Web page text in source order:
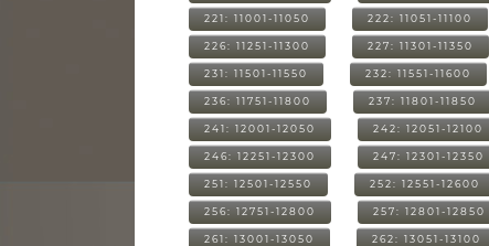
221: 11001-11050 222: 11051-11100
226: 11251-11300 227: 11301-11350
231: 11501-11550 232: 11551-11600
236: 11751-11800 237: 11801-11850
241: 12001-12050 242: 12051-12100
246: 12251-12300 247: 12301-12350
251: 12501-12550 252: 12551-12600
256: 12751-12800 257: 12801-12850
261: 13001-13050 262: 13051-13100